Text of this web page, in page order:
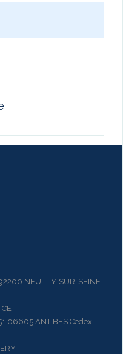
NEUILLY-SUR-SEINE
ANTIBES Cedex